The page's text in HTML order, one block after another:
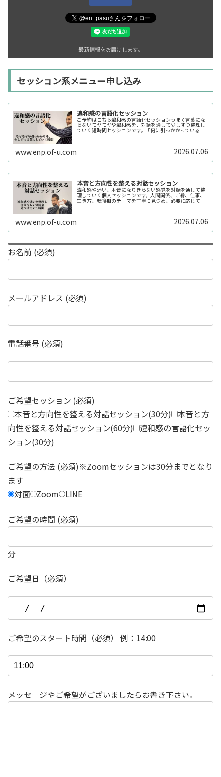
最新情報をお届けします。
セッション系メニュー申し込み
違和感の言語化セッション
ご予約はこちら違和感の言語化セッションうまく言葉にな
らないモヤモヤや違和感を、対話を通して少しずつ整理し
ていく短時間セッションです。「何に引っかかっているの
か分からない」「今の自分の状態を整理したい」そんな時
www.enp.of-u.com 2026.07.06
本音と方向性を整える対話セッション
違和感や迷い、本音になりきらない感覚を対話を通して整
理していく個人セッションです。人間関係、ご縁、仕事、
生き方、転換期のテーマを丁寧に見つめ、必要に応じてカ
ードや感性の視点も補助的に用います。
www.enp.of-u.com 2026.07.06
お名前 (必須)
メールアドレス (必須)
電話番号 (必須)
ご希望セッション (必須)
本音と方向性を整える対話セッション(30分) 本音と方
向性を整える対話セッション(60分) 違和感の言語化セッ
ション(30分)
ご希望の方法 (必須)※Zoomセッションは30分までとなり
ます
対面 Zoom LINE
ご希望の時間 (必須)
分
ご希望日（必須）
ご希望のスタート時間（必須） 例：14:00
メッセージやご希望がございましたらお書き下さい。